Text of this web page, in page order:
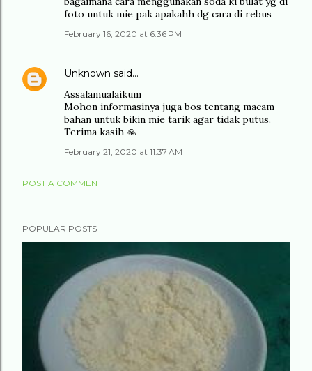
foto untuk mie pak apakahh dg cara di rebus
February 16, 2020 at 6:36 PM
Unknown said…
Assalamualaikum
Mohon informasinya juga bos tentang macam
bahan untuk bikin mie tarik agar tidak putus.
Terima kasih 🙏
February 21, 2020 at 11:37 AM
POST A COMMENT
POPULAR POSTS